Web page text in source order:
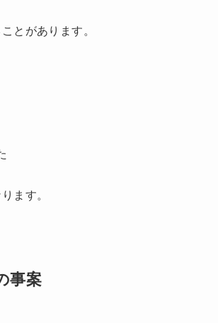
とがあります。
ます。
事案